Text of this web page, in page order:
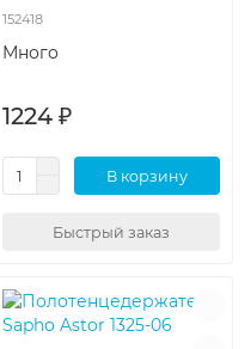
152418
Много
1224 ₽
В корзину
Быстрый заказ